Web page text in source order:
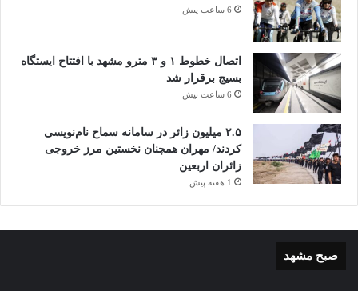
6 ساعت پیش
اتصال خطوط ۱ و ۳ مترو مشهد با افتتاح ایستگاه
بسیج برقرار شد
6 ساعت پیش
۲.۵ میلیون زائر در سامانه سماح نام‌نویسی
کردند/ مهران همچنان نخستین مرز خروجی
زائران اربعین
1 هفته پیش
صبح مشهد